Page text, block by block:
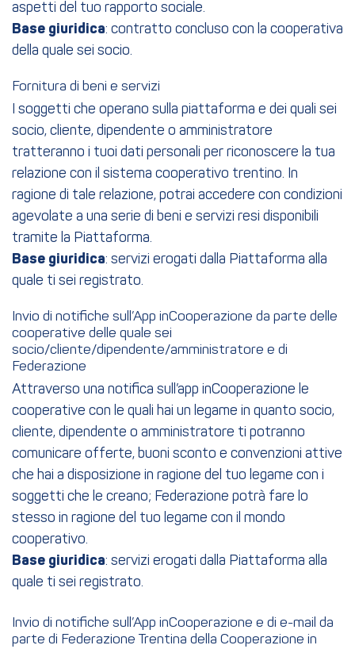
aspetti del tuo rapporto sociale.
Base giuridica: contratto concluso con la cooperativa
della quale sei socio.
Fornitura di beni e servizi
I soggetti che operano sulla piattaforma e dei quali sei
socio, cliente, dipendente o amministratore
tratteranno i tuoi dati personali per riconoscere la tua
relazione con il sistema cooperativo trentino. In
ragione di tale relazione, potrai accedere con condizioni
agevolate a una serie di beni e servizi resi disponibili
tramite la Piattaforma.
Base giuridica: servizi erogati dalla Piattaforma alla
quale ti sei registrato.
Invio di notifiche sull’App inCooperazione da parte delle
cooperative delle quale sei
socio/cliente/dipendente/amministratore e di
Federazione
Attraverso una notifica sull’app inCooperazione le
cooperative con le quali hai un legame in quanto socio,
cliente, dipendente o amministratore ti potranno
comunicare offerte, buoni sconto e convenzioni attive
che hai a disposizione in ragione del tuo legame con i
soggetti che le creano; Federazione potrà fare lo
stesso in ragione del tuo legame con il mondo
cooperativo.
Base giuridica: servizi erogati dalla Piattaforma alla
quale ti sei registrato.
Invio di notifiche sull’App inCooperazione e di e-mail da
parte di Federazione Trentina della Cooperazione in